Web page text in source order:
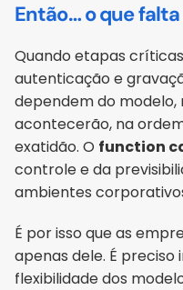
Então… o que
Quando etapas
autenticação e
dependem do modelo,
acontecerão, na
exatidão. O function
controle e da
ambientes
É por isso que as
apenas dele. É
flexibilidade dos